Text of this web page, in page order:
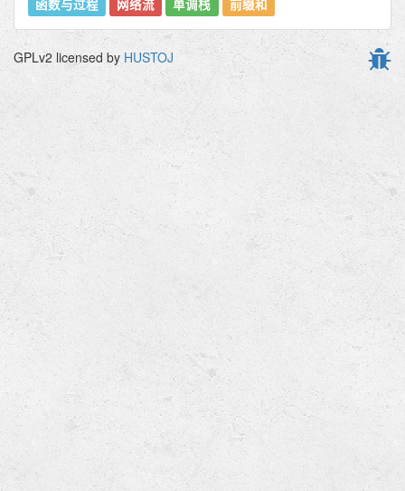
函数与过程 网络流 单调栈 前缀和
GPLv2 licensed by HUSTOJ